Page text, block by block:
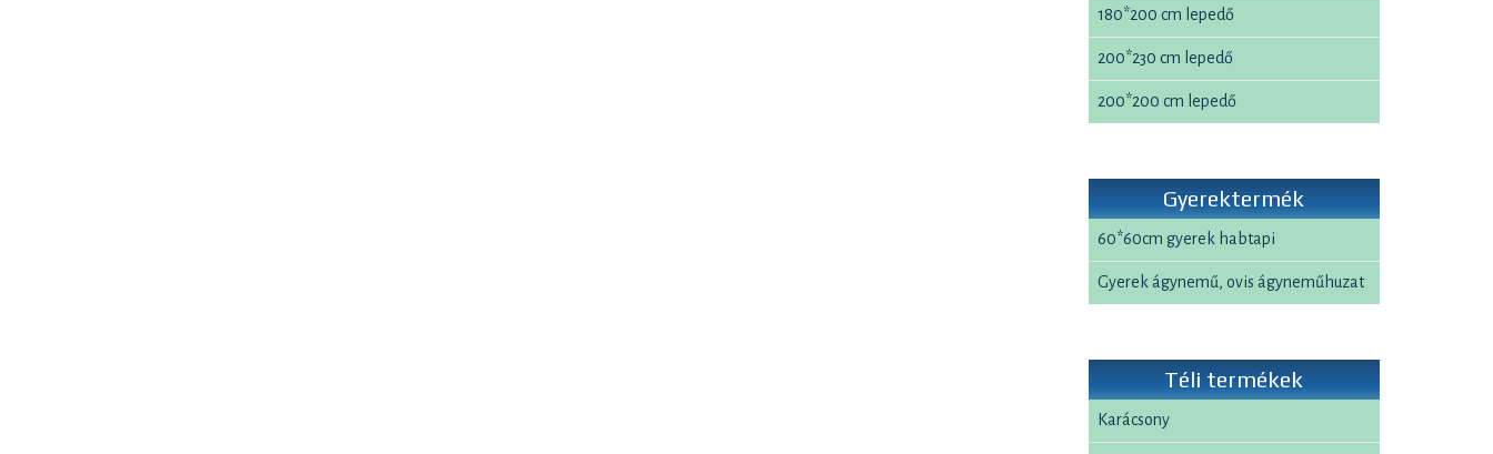
180*200 cm lepedő
200*230 cm lepedő
200*200 cm lepedő
Gyerektermék
60*60cm gyerek habtapi
Gyerek ágynemű, ovis ágyneműhuzat
Téli termékek
Karácsony